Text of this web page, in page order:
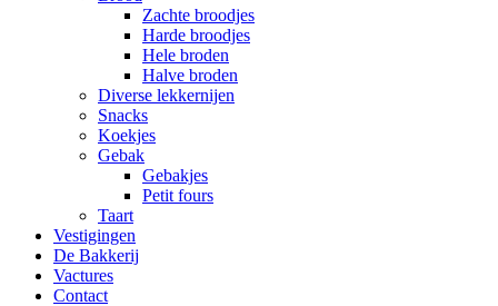
Zachte broodjes
Harde broodjes
Hele broden
Halve broden
Diverse lekkernijen
Snacks
Koekjes
Gebak
Gebakjes
Petit fours
Taart
Vestigingen
De Bakkerij
Vactures
Contact